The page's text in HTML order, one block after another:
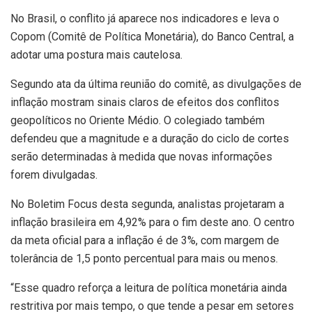
No Brasil, o conflito já aparece nos indicadores e leva o
Copom (Comitê de Política Monetária), do Banco Central, a
adotar uma postura mais cautelosa.
Segundo ata da última reunião do comitê, as divulgações de
inflação mostram sinais claros de efeitos dos conflitos
geopolíticos no Oriente Médio. O colegiado também
defendeu que a magnitude e a duração do ciclo de cortes
serão determinadas à medida que novas informações
forem divulgadas.
No Boletim Focus desta segunda, analistas projetaram a
inflação brasileira em 4,92% para o fim deste ano. O centro
da meta oficial para a inflação é de 3%, com margem de
tolerância de 1,5 ponto percentual para mais ou menos.
“Esse quadro reforça a leitura de política monetária ainda
restritiva por mais tempo, o que tende a pesar em setores